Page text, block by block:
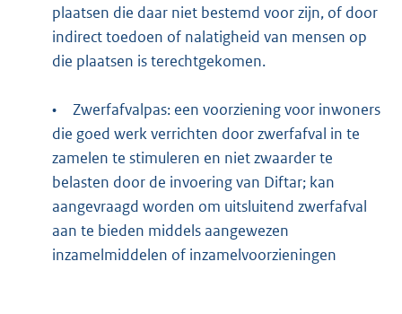
plaatsen die daar niet bestemd voor zijn, of door
indirect toedoen of nalatigheid van mensen op
die plaatsen is terechtgekomen.
•
Zwerfafvalpas: een voorziening voor inwoners
die goed werk verrichten door zwerfafval in te
zamelen te stimuleren en niet zwaarder te
belasten door de invoering van Diftar; kan
aangevraagd worden om uitsluitend zwerfafval
aan te bieden middels aangewezen
inzamelmiddelen of inzamelvoorzieningen